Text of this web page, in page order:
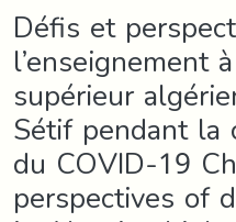
Défis et
l’enseignement
supérieur
Sétif pendant la
du COVID-19
perspectives of